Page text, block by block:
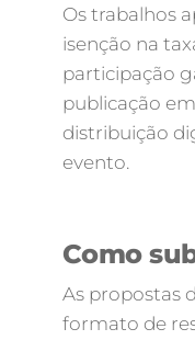
Os trabalhos
isenção na
participação
publicação
distribuição
evento.
Como
As propostas
formato de